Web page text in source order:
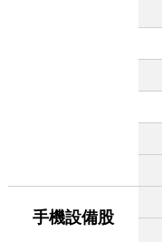
手機設備股